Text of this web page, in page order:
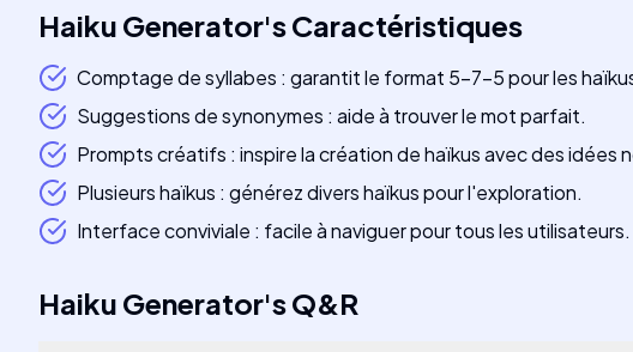
Haiku Generator'sCaractéristiques
Comptage de syllabes : garantit le format 5-7-5 pour les
Suggestions de synonymes : aide à trouver le mot parfait.
Prompts créatifs : inspire la création de haïkus avec des idées
Plusieurs haïkus : générez divers haïkus pour l'exploration.
Interface conviviale : facile à naviguer pour tous les utilisateurs.
Haiku Generator'sQ&R